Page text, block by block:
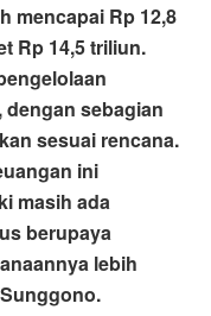
mencapai Rp 12,8
Rp 14,5 triliun.
sebagian
sesuai rencana.
ini
masih ada
berupaya
lebih